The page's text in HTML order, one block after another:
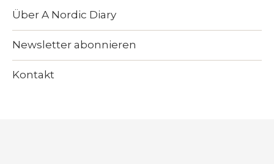
Über A Nordic Diary
Newsletter abonnieren
Kontakt